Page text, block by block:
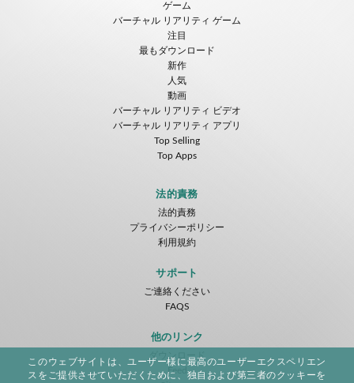
ゲーム
バーチャル リアリティ ゲーム
注目
最もダウンロード
新作
人気
動画
バーチャル リアリティ ビデオ
バーチャル リアリティ アプリ
Top Selling
Top Apps
法的責務
法的責務
プライバシーポリシー
利用規約
サポート
ご連絡ください
FAQS
他のリンク
ダウンロード
Feed
このウェブサイトは、ユーザー様に最高のユーザーエクスペリエン
スをご提供させていただくために、独自および第三者のクッキーを